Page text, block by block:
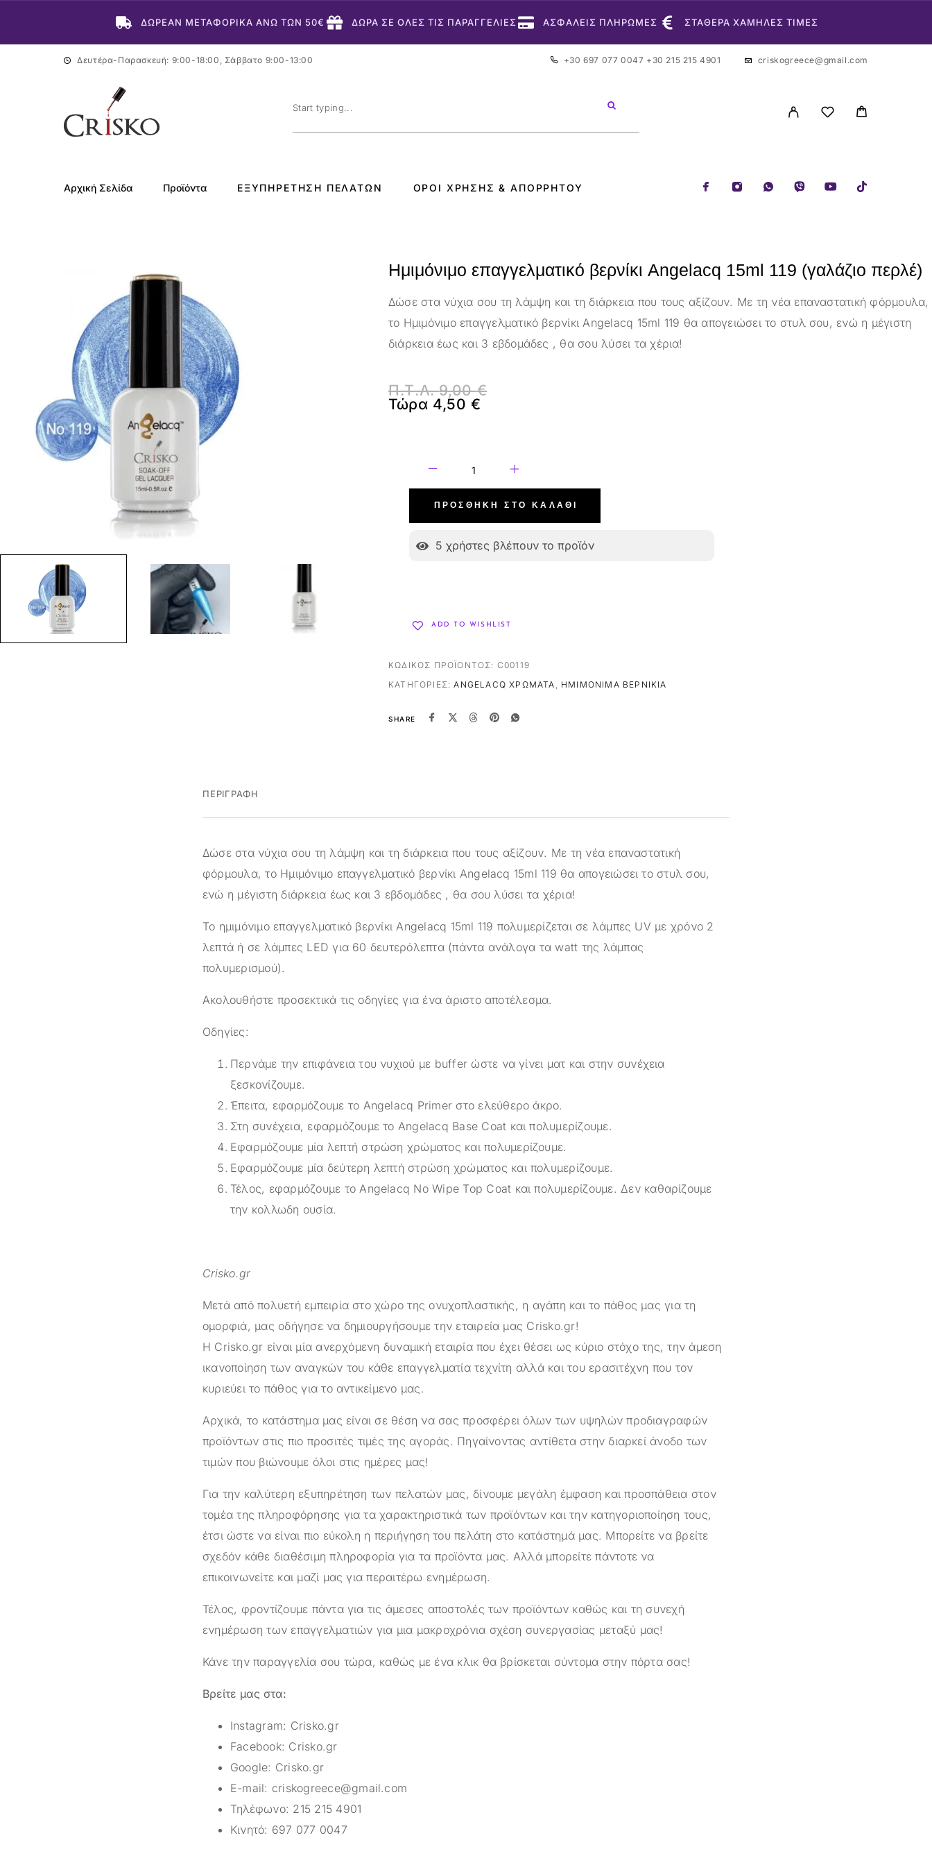
ΔΩΡΕΑΝ ΜΕΤΑΦΟΡΙΚΑ ΑΝΩ ΤΩΝ 50€ ΔΩΡΑ ΣΕ ΟΛΕΣ ΤΙΣ ΠΑΡΑΓΓΕΛΙΕΣ ΑΣΦΑΛΕΙΣ ΠΛΗΡΩΜΕΣ ΣΤΑΘΕΡΑ ΧΑΜΗΛΕΣ ΤΙΜΕΣ
Δευτέρα-Παρασκευή: 9:00-18:00, Σάββατο 9:00-13:00 +30 697 077 0047 +30 215 215 4901 criskogreece@gmail.com
Αρχική Σελίδα Προϊόντα ΕΞΥΠΗΡΈΤΗΣΗ ΠΕΛΑΤΏΝ ΌΡΟΙ ΧΡΉΣΗΣ & ΑΠΟΡΡΉΤΟΥ
Ημιμόνιμο επαγγελματικό βερνίκι Angelacq 15ml 119 (γαλάζιο περλέ)
Δώσε στα νύχια σου τη λάμψη και τη διάρκεια που τους αξίζουν. Με τη νέα επαναστατική φόρμουλα,
το Ημιμόνιμο επαγγελματικό βερνίκι Angelacq 15ml 119 θα απογειώσει το στυλ σου, ενώ η μέγιστη
διάρκεια έως και 3 εβδομάδες , θα σου λύσει τα χέρια!
Π.Τ.Λ.9,00€
Τώρα 4,50€
ΠΡΟΣΘΉΚΗ ΣΤΟ ΚΑΛΆΘΙ
5 χρήστες βλέπουν το προϊόν
ADD TO WISHLIST
ΚΩΔΙΚΌΣ ΠΡΟΪΌΝΤΟΣ: C00119
ΚΑΤΗΓΟΡΊΕΣ:ANGELACQ ΧΡΏΜΑΤΑ , ΗΜΙΜΌΝΙΜΑ ΒΕΡΝΊΚΙΑ
SHARE
ΠΕΡΙΓΡΑΦΉ
Δώσε στα νύχια σου τη λάμψη και τη διάρκεια που τους αξίζουν. Με τη νέα επαναστατική
φόρμουλα, το Ημιμόνιμο επαγγελματικό βερνίκι Angelacq 15ml 119 θα απογειώσει το στυλ σου,
ενώ η μέγιστη διάρκεια έως και 3 εβδομάδες , θα σου λύσει τα χέρια!
Το ημιμόνιμο επαγγελματικό βερνίκι Angelacq 15ml 119 πολυμερίζεται σε λάμπες UV με χρόνο 2
λεπτά ή σε λάμπες LED για 60 δευτερόλεπτα (πάντα ανάλογα τα watt της λάμπας
πολυμερισμού).
Ακολουθήστε προσεκτικά τις οδηγίες για ένα άριστο αποτέλεσμα.
Οδηγίες:
Περνάμε την επιφάνεια του νυχιού με buffer ώστε να γίνει ματ και στην συνέχεια
ξεσκονίζουμε.
Έπειτα, εφαρμόζουμε το Angelacq Primer στο ελεύθερο άκρο.
Στη συνέχεια, εφαρμόζουμε το Angelacq Base Coat και πολυμερίζουμε.
Εφαρμόζουμε μία λεπτή στρώση χρώματος και πολυμερίζουμε.
Εφαρμόζουμε μία δεύτερη λεπτή στρώση χρώματος και πολυμερίζουμε.
Τέλος, εφαρμόζουμε το Angelacq Νο Wipe Top Coat και πολυμερίζουμε. Δεν καθαρίζουμε
την κολλωδη ουσία.
Crisko.gr
Μετά από πολυετή εμπειρία στο χώρο της ονυχοπλαστικής, η αγάπη και το πάθος μας για τη
ομορφιά, μας οδήγησε να δημιουργήσουμε την εταιρεία μας Crisko.gr!
Η Crisko.gr είναι μία ανερχόμενη δυναμική εταιρία που έχει θέσει ως κύριο στόχο της, την άμεση
ικανοποίηση των αναγκών του κάθε επαγγελματία τεχνίτη αλλά και του ερασιτέχνη που τον
κυριεύει το πάθος για το αντικείμενο μας.
Αρχικά, το κατάστημα μας είναι σε θέση να σας προσφέρει όλων των υψηλών προδιαγραφών
προϊόντων στις πιο προσιτές τιμές της αγοράς. Πηγαίνοντας αντίθετα στην διαρκεί άνοδο των
τιμών που βιώνουμε όλοι στις ημέρες μας!
Για την καλύτερη εξυπηρέτηση των πελατών μας, δίνουμε μεγάλη έμφαση και προσπάθεια στον
τομέα της πληροφόρησης για τα χαρακτηριστικά των προϊόντων και την κατηγοριοποίηση τους,
έτσι ώστε να είναι πιο εύκολη η περιήγηση του πελάτη στο κατάστημά μας. Μπορείτε να βρείτε
σχεδόν κάθε διαθέσιμη πληροφορία για τα προϊόντα μας. Αλλά μπορείτε πάντοτε να
επικοινωνείτε και μαζί μας για περαιτέρω ενημέρωση.
Τέλος, φροντίζουμε πάντα για τις άμεσες αποστολές των προϊόντων καθώς και τη συνεχή
ενημέρωση των επαγγελματιών για μια μακροχρόνια σχέση συνεργασίας μεταξύ μας!
Κάνε την παραγγελία σου τώρα, καθώς με ένα κλικ θα βρίσκεται σύντομα στην πόρτα σας!
Βρείτε μας στα:
Instagram: Crisko.gr
Facebook: Crisko.gr
Google: Crisko.gr
E-mail: criskogreece@gmail.com
Τηλέφωνο: 215 215 4901
Κινητό: 697 077 0047